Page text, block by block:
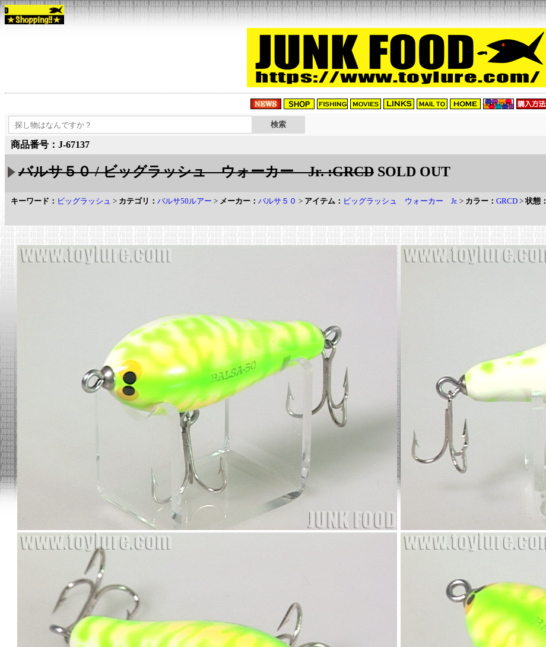
商品番号：J-67137
バルサ５０ / ビッグラッシュ ウォーカー Jr. :GRCD SOLD OUT
キーワード： ビッグラッシュ > カテゴリ： バルサ50ルアー > メーカー： バルサ５０ > アイテム： ビッグラッシュ ウォーカー Jr. > カラー： GRCD >状態：